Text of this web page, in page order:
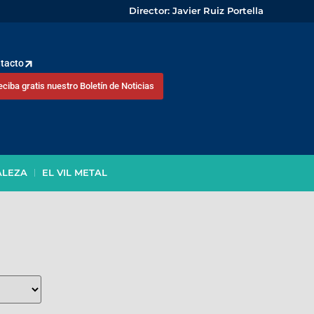
Director: Javier Ruiz Portella
gratis nuestro Boletín de Noticias
EL VIL METAL